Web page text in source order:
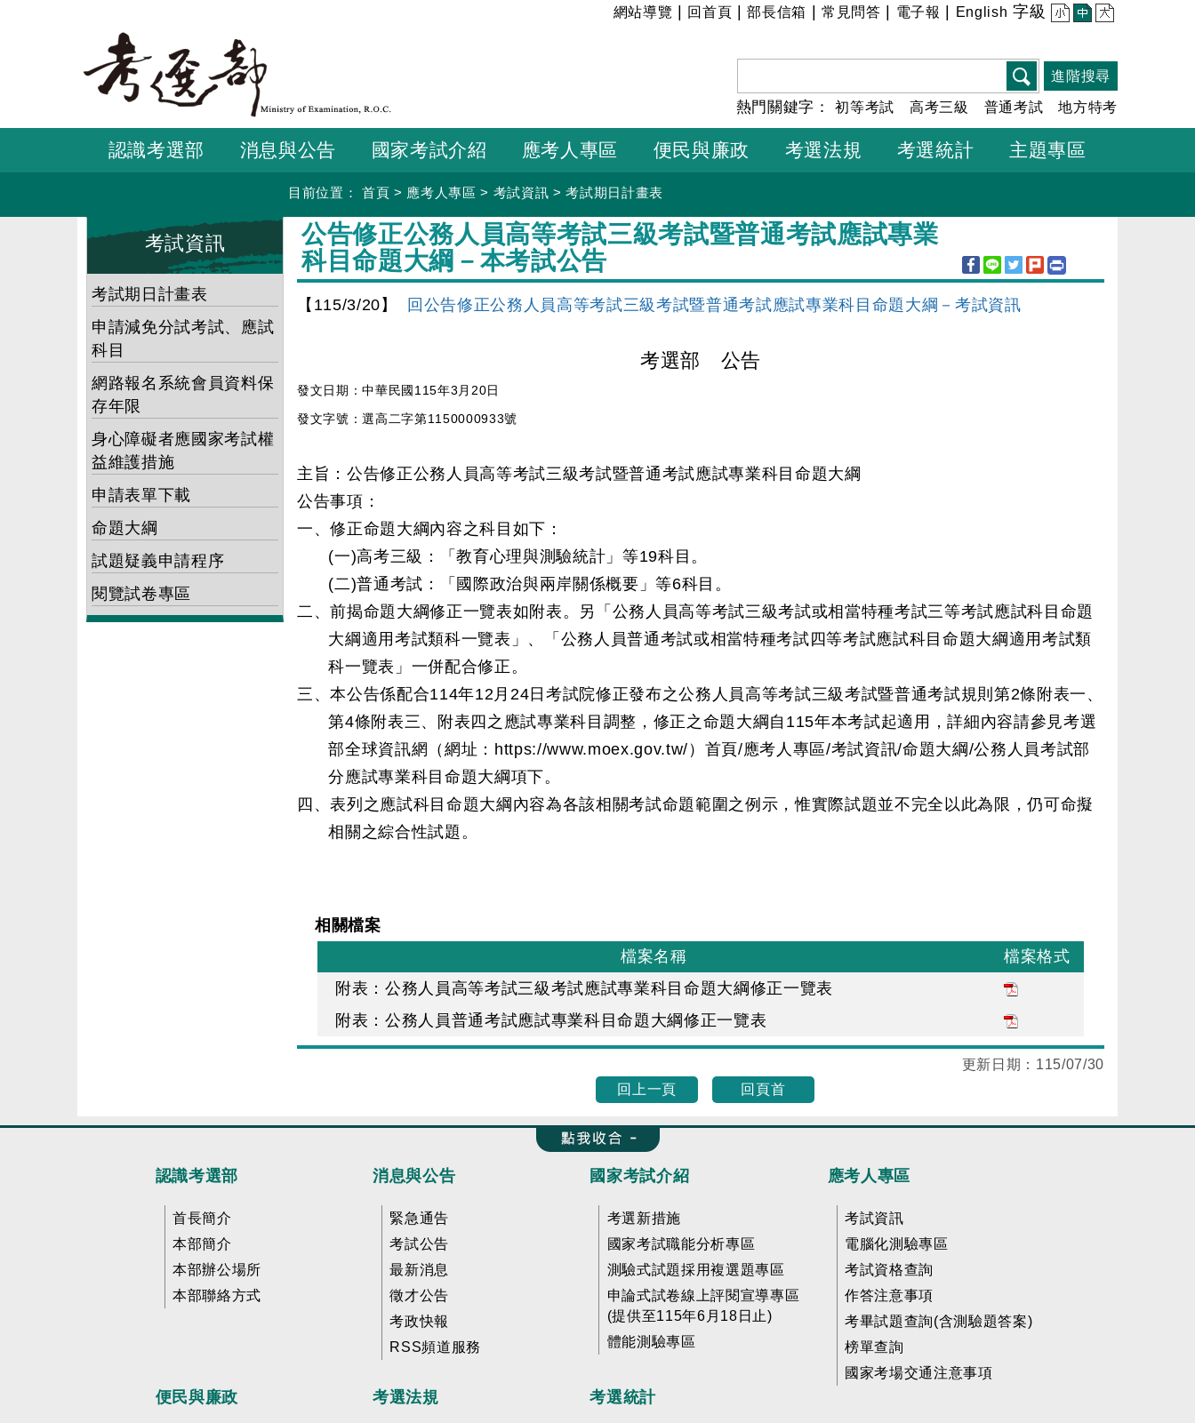
要
容
:::
網站導覽 回首頁 |部長信箱 常見問答 電子報 English 字級 小 中 大
進階搜尋
熱門關鍵字：初等考試 高考三級 普通考試 地方特考
認識考選部 消息與公告 國家考試介紹 應考人專區 便民與廉政 考選法規 考選統計 主題專區
目前位置： 首頁 > 應考人專區 > 考試資訊 >考試期日計畫表
考試資訊
考試期日計畫表
申請減免分試考試、應試
科目
網路報名系統會員資料保
存年限
身心障礙者應國家考試權
益維護措施
申請表單下載
命題大綱
試題疑義申請程序
閱覽試卷專區
:::
公告修正公務人員高等考試三級考試暨普通考試應試專業
科目命題大綱－本考試公告
【115/3/20】 回公告修正公務人員高等考試三級考試暨普通考試應試專業科目命題大綱－考試資訊
考選部 公告
發文日期：中華民國115年3月20日
發文字號：選高二字第1150000933號
主旨：公告修正公務人員高等考試三級考試暨普通考試應試專業科目命題大綱
公告事項：
一、修正命題大綱內容之科目如下：
(一)高考三級：「教育心理與測驗統計」等19科目。
(二)普通考試：「國際政治與兩岸關係概要」等6科目。
二、前揭命題大綱修正一覽表如附表。另「公務人員高等考試三級考試或相當特種考試三等考試應試科目命題
大綱適用考試類科一覽表」、「公務人員普通考試或相當特種考試四等考試應試科目命題大綱適用考試類
科一覽表」一併配合修正。
三、本公告係配合114年12月24日考試院修正發布之公務人員高等考試三級考試暨普通考試規則第2條附表一、
第4條附表三、附表四之應試專業科目調整，修正之命題大綱自115年本考試起適用，詳細內容請參見考選
部全球資訊網（網址：https://www.moex.gov.tw/）首頁/應考人專區/考試資訊/命題大綱/公務人員考試部
分應試專業科目命題大綱項下。
四、表列之應試科目命題大綱內容為各該相關考試命題範圍之例示，惟實際試題並不完全以此為限，仍可命擬
相關之綜合性試題。
相關檔案
檔案名稱
檔案格式
附表：公務人員高等考試三級考試應試專業科目命題大綱修正一覽表
附表：公務人員普通考試應試專業科目命題大綱修正一覽表
更新日期： 115/07/30
回上一頁
回頁首
收合 FatFooter
認識考選部
首長簡介
本部簡介
本部辦公場所
本部聯絡方式
消息與公告
緊急通告
考試公告
最新消息
徵才公告
考政快報
RSS頻道服務
國家考試介紹
考選新措施
國家考試職能分析專區
測驗式試題採用複選題專區
申論式試卷線上評閱宣導專區
(提供至115年6月18日止)
體能測驗專區
應考人專區
考試資訊
電腦化測驗專區
考試資格查詢
作答注意事項
考畢試題查詢(含測驗題答案)
榜單查詢
國家考場交通注意事項
便民與廉政 考選法規 考選統計